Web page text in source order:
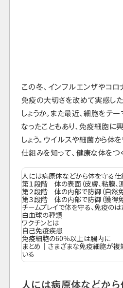
この冬、インフルエンザやコロ
免疫の大切さを改めて実感し
しょうか。また最近、細胞をテ
なったこともあり、免疫細胞に
しょう。ウイルスや細菌から体
仕組みを知って、健康な体をつ
人には病原体などから体を守る仕
第１段階 体の表面（皮膚、粘膜、
第２段階 体の内部で防御（自然
第３段階 体の内部で防御（獲得免
チームプレイで体を守る、免疫のは
白血球の種類
ワクチンとは
自己免疫疾患
免疫細胞の60％以上は腸内に
まとめ｜さまざまな免疫細胞が複
いる